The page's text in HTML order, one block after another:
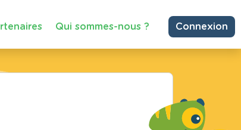
Qui sommes-nous ? Connexion